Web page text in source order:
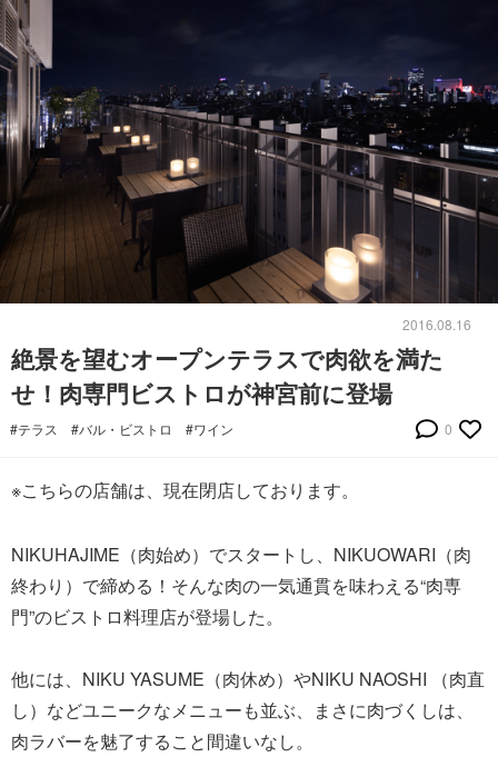
2016.08.16
絶景を望むオープンテラスで肉欲を満た
せ！肉専門ビストロが神宮前に登場
#テラス #バル・ビストロ #ワイン 0
※こちらの店舗は、現在閉店しております。
NIKUHAJIME（肉始め）でスタートし、NIKUOWARI（肉
終わり）で締める！そんな肉の一気通貫を味わえる“肉専
門”のビストロ料理店が登場した。
他には、NIKU YASUME（肉休め）やNIKU NAOSHI （肉直
し）などユニークなメニューも並ぶ、まさに肉づくしは、
肉ラバーを魅了すること間違いなし。